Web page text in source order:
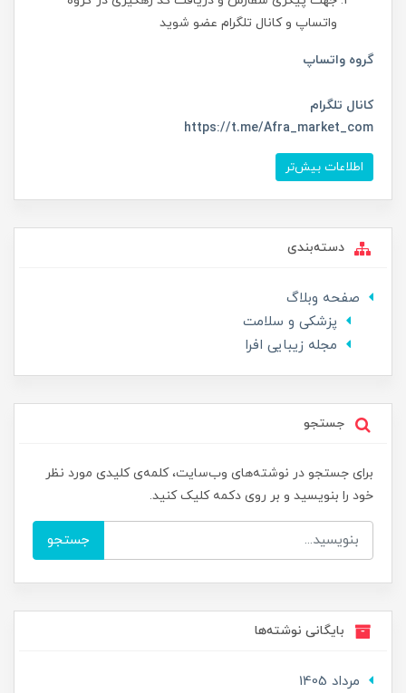
واتساپ و کانال تلگرام عضو شوید
گروه واتساپ
کانال تلگرام
https://t.me/Afra_market_com
اطلاعات بیش‌تر
دسته‌بندی
صفحه وبلاگ
پزشکی و سلامت
مجله زیبایی افرا
جستجو
برای جستجو در نوشته‌های وب‌سایت، کلمه‌ی کلیدی مورد نظر
خود را بنویسید و بر روی دکمه کلیک کنید.
جستجو
بایگانی نوشته‌ها
مرداد 1405